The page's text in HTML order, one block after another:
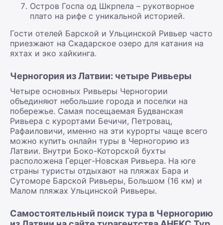
Остров Госпа од Шкрпела – рукотворное
плато на рифе с уникальной историей.
Гости отелей Барской и Ульцинской Ривьер часто
приезжают на Скадарское озеро для катания на
яхтах и эко хайкинга.
Черногория из Латвии: четыре Ривьеры
Четыре основных Ривьеры Черногории
объединяют небольшие города и поселки на
побережье. Самая посещаемая Будванская
Ривьера с курортами Бечичи, Петровац,
Рафаиловичи, именно на эти курорты чаще всего
можно купить онлайн туры в Черногорию из
Латвии. Внутри Боко-Которской бухты
расположена Герцег-Новская Ривьера. На юге
страны туристы отдыхают на пляжах Бара и
Сутоморе Барской Ривьеры, Большом (16 км) и
Малом пляжах Ульцинской Ривьеры.
Самостоятельный поиск тура в Черногорию